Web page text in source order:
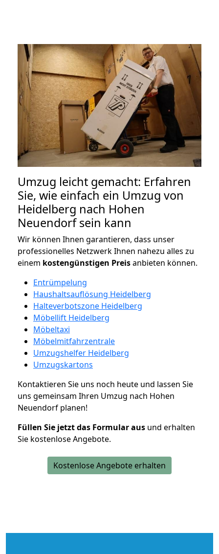
Umzug leicht gemacht: Erfahren
Sie, wie einfach ein Umzug von
Heidelberg nach Hohen
Neuendorf sein kann
Wir können Ihnen garantieren, dass unser
professionelles Netzwerk Ihnen nahezu alles zu
einem kostengünstigen Preisanbieten können.
Entrümpelung
Haushaltsauflösung Heidelberg
Halteverbotszone Heidelberg
Möbellift Heidelberg
Möbeltaxi
Möbelmitfahrzentrale
Umzugshelfer Heidelberg
Umzugskartons
Kontaktieren Sie uns noch heute und lassen Sie
uns gemeinsam Ihren Umzug nach Hohen
Neuendorf planen!
Füllen Sie jetzt das Formular aus und erhalten
Sie kostenlose Angebote.
Kostenlose Angebote erhalten